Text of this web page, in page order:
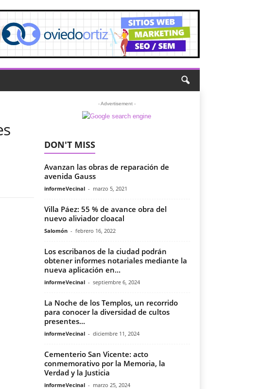
- Advertisement -
DON'T MISS
Avanzan las obras de reparación de
avenida Gauss
informeVecinal - marzo 5, 2021
Villa Páez: 55 % de avance obra del
nuevo aliviador cloacal
Salomón - febrero 16, 2022
Los escribanos de la ciudad podrán
obtener informes notariales mediante la
nueva aplicación en...
informeVecinal - septiembre 6, 2024
La Noche de los Templos, un recorrido
para conocer la diversidad de cultos
presentes...
informeVecinal - diciembre 11, 2024
Cementerio San Vicente: acto
conmemorativo por la Memoria, la
Verdad y la Justicia
informeVecinal - marzo 25, 2024